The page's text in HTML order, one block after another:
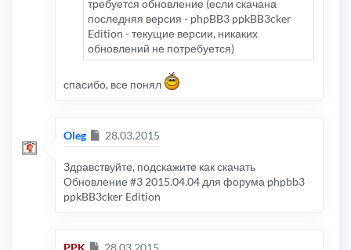
требуется обновление (если скачана
последняя версия - phpBB3 ppkBB3cker
Edition - текущие версии, никаких
обновлений не потребуется)
спасибо, все понял
Oleg Сообщение
28.03.2015
Здравствуйте, подскажите как скачать
Обновление #3 2015.04.04 для форума phpbb3
ppkBB3cker Edition
Сообщение